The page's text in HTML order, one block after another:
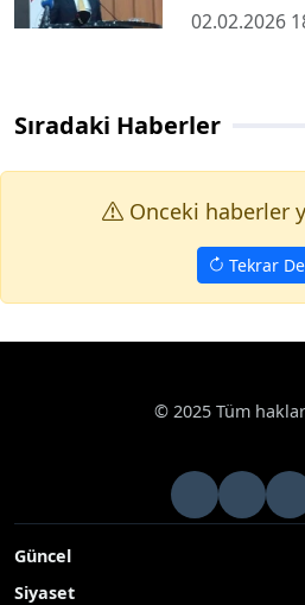
02.02.2026
Sıradaki Haberler
Onceki haberler
Tekrar
© 2025 Tüm
Güncel
Siyaset